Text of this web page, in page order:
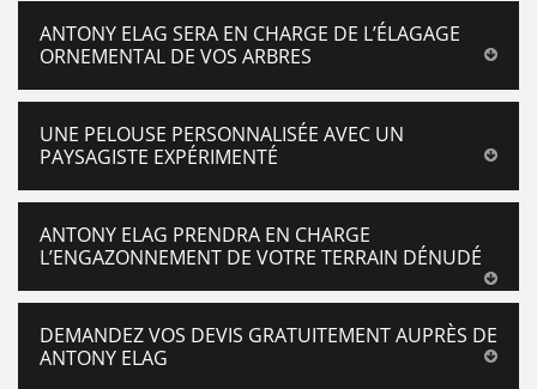
ANTONY ELAG SERA EN CHARGE DE L’ÉLAGAGE
ORNEMENTAL DE VOS ARBRES
UNE PELOUSE PERSONNALISÉE AVEC UN
PAYSAGISTE EXPÉRIMENTÉ
ANTONY ELAG PRENDRA EN CHARGE
L’ENGAZONNEMENT DE VOTRE TERRAIN DÉNUDÉ
DEMANDEZ VOS DEVIS GRATUITEMENT AUPRÈS DE
ANTONY ELAG